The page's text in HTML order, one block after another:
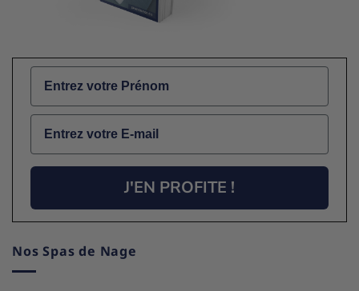
Name
Email
J'EN PROFITE !
Nos Spas de Nage